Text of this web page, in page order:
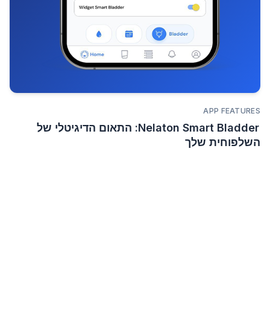
APP FEATURES
Nelaton Smart Bladder: התאום הדיגיטלי של
השלפוחית שלך